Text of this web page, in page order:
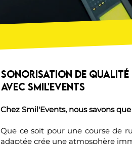
Sonorisation de Qualité
avec Smil'Events
Chez Smil'Events, nous savons
Que ce soit pour une course de
adaptée crée une atmosphère